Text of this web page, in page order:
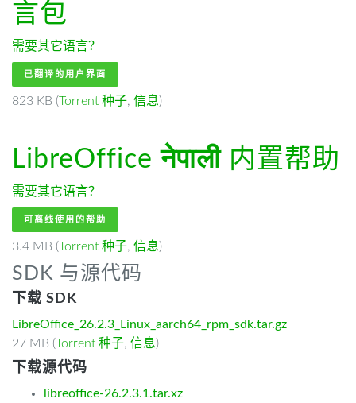
言包
需要其它语言？
已翻译的用户界面
823 KB (Torrent 种子, 信息)
LibreOfficeनेपाली内置帮助
需要其它语言？
可离线使用的帮助
3.4 MB (Torrent 种子, 信息)
SDK 与源代码
下载 SDK
LibreOffice_26.2.3_Linux_aarch64_rpm_sdk.tar.gz
27 MB (Torrent 种子, 信息)
下载源代码
libreoffice-26.2.3.1.tar.xz